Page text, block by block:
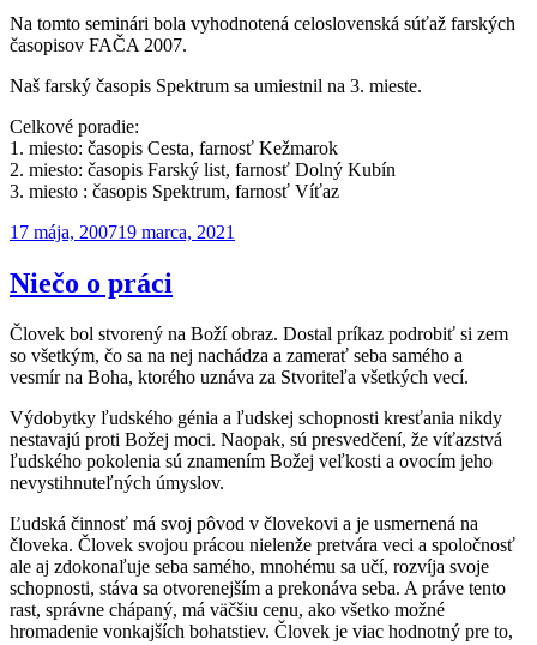
Na tomto seminári bola vyhodnotená celoslovenská súťaž farských
časopisov FAČA 2007.
Naš farský časopis Spektrum sa umiestnil na 3. mieste.
Celkové poradie:
1. miesto: časopis Cesta, farnosť Kežmarok
2. miesto: časopis Farský list, farnosť Dolný Kubín
3. miesto : časopis Spektrum, farnosť Víťaz
Publikované
17 mája, 200719 marca, 2021
Niečo o práci
Človek bol stvorený na Boží obraz. Dostal príkaz podrobiť si zem
so všetkým, čo sa na nej nachádza a zamerať seba samého a
vesmír na Boha, ktorého uznáva za Stvoriteľa všetkých vecí.
Výdobytky ľudského génia a ľudskej schopnosti kresťania nikdy
nestavajú proti Božej moci. Naopak, sú presvedčení, že víťazstvá
ľudského pokolenia sú znamením Božej veľkosti a ovocím jeho
nevystihnuteľných úmyslov.
Ľudská činnosť má svoj pôvod v človekovi a je usmernená na
človeka. Človek svojou prácou nielenže pretvára veci a spoločnosť
ale aj zdokonaľuje seba samého, mnohému sa učí, rozvíja svoje
schopnosti, stáva sa otvorenejším a prekonáva seba. A práve tento
rast, správne chápaný, má väčšiu cenu, ako všetko možné
hromadenie vonkajších bohatstiev. Človek je viac hodnotný pre to,